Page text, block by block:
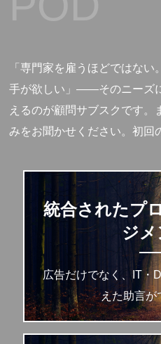
「専門家を雇うほどではな
手が欲しい」——そのニーズ
えるのが顧問サブスクです。
みをお聞かせください。初回
統合されたプ
ジ
広告だけでなく、IT・
えた助言が